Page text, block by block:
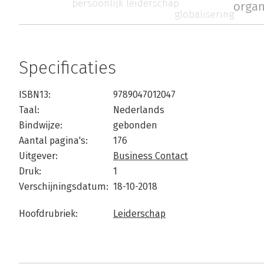
globalisering
persoonlijk leiderschap
Specificaties
ISBN13:
9789047012047
Taal:
Nederlands
Bindwijze:
gebonden
Aantal pagina's:
176
Uitgever:
Business Contact
Druk:
1
Verschijningsdatum: 18-10-2018
Hoofdrubriek: Leiderschap